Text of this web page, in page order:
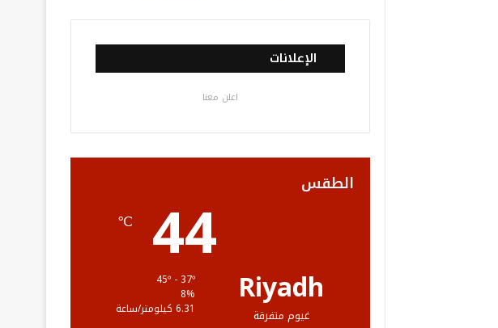
س
ب
ك
ي
ت
ت
ي
و
ب
س
ت
ر
خ
ص
ل
ق
R
الإعلانات
اعلن معنا
الطقس
Riyadh
غيوم متفرقة
44
℃
8%
6.31 كيلومتر/ساعة